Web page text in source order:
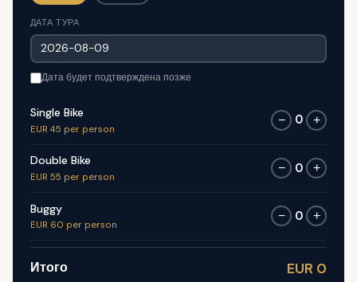
ДАТА ТУРА
Дата будет подтверждена позже
Single Bike
EUR 45 per person
− 0 +
Double Bike
EUR 55 per person
− 0 +
Buggy
EUR 60 per person
− 0 +
Итого EUR 0